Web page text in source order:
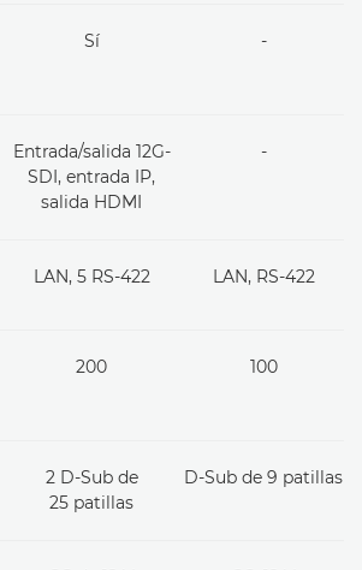
Sí -
Entrada/salida 12G-
SDI, entrada IP,
salida HDMI
-
LAN, 5 RS-422 LAN, RS-422
200 100
2 D-Sub de
25 patillas
D-Sub de 9 patillas